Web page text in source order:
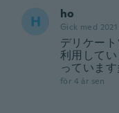
H ho
Gick med 2021
デリケー
利用して
っていま
för 4 år sen